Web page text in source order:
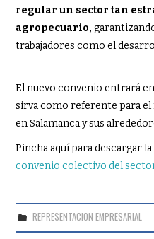
regular un sector tan
agropecuario,
trabajadores como el
El nuevo convenio entrará
sirva como referente para
en Salamanca y sus
Pincha aquí para descargar
convenio colectivo del
REPRESENTACION EMPRESARIAL